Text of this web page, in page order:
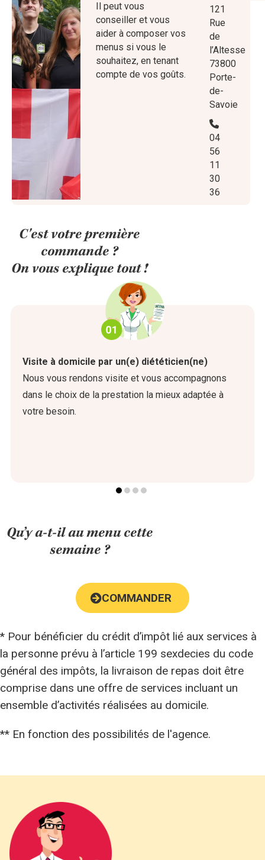
Il peut vous
conseiller et vous
aider à composer vos
menus si vous le
souhaitez, en tenant
compte de vos goûts.
121
Rue
de
l’Altesse
73800
Porte-
de-
Savoie
04
56
11
30
36
C'est votre première
commande ?
On vous explique tout !
Visite à domicile par un(e) diététicien(ne)
Nous vous rendons visite et vous accompagnons
dans le choix de la prestation la mieux adaptée à
votre besoin.
Qu’y a-t-il au menu cette
semaine ?
COMMANDER
* Pour bénéficier du crédit d’impôt lié aux services à
la personne prévu à l’article 199 sexdecies du code
général des impôts, la livraison de repas doit être
comprise dans une offre de services incluant un
ensemble d’activités réalisées au domicile.
** En fonction des possibilités de l'agence.